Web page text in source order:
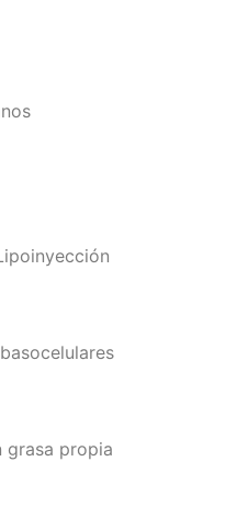
grasa propia